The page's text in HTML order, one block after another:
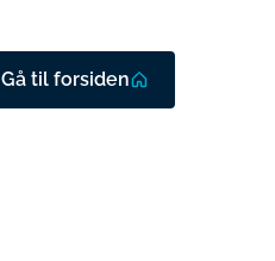
Gå til forsiden